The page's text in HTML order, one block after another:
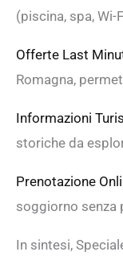
(piscina, spa,
Offerte Last
Romagna,
Informazioni
storiche da
Prenotazione
soggiorno senza
In sintesi,